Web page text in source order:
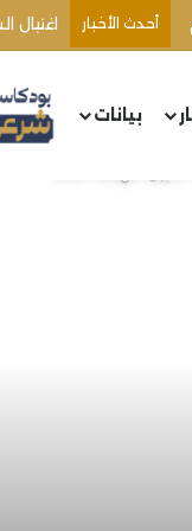
أحدث الأخبار
بيانات